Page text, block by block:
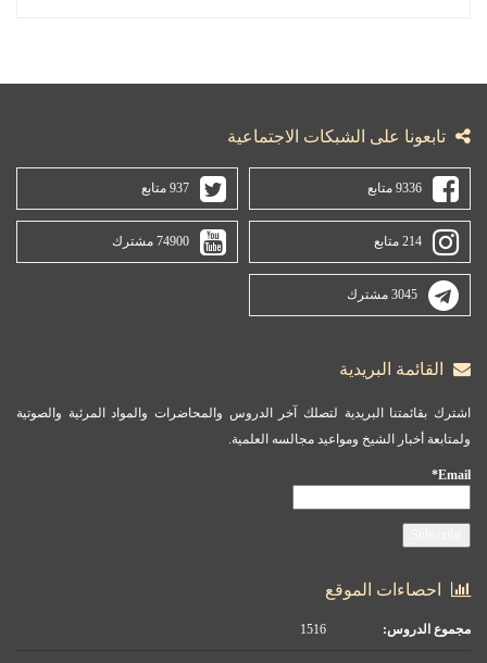
تابعونا على الشبكات الاجتماعية
9336 متابع 937 متابع
214 متابع 74900 مشترك
3045 مشترك
القائمة البريدية
اشترك بقائمتنا البريدية لتصلك آخر الدروس والمحاضرات والمواد المرئية والصوتية
ولمتابعة أخبار الشيخ ومواعيد مجالسه العلمية.
Email*
احصاءات الموقع
مجموع الدروس: